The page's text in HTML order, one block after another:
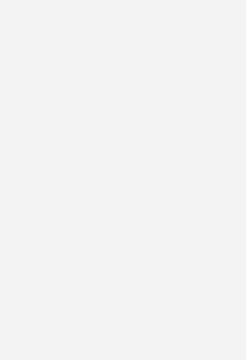
­Niederschlagswasser – Teil 1: Planung,
veröffentlicht. Die Inhalte und
in einem zweiteiligen Beitrag
erste Teil in der SBZ 05.25 einen
Begriffen, Anforderungen und
Planung sowie den Bau und Betrieb
Grundstücken gab, liegt der Fokus in
Es geht um die entsprechenden
und auch einige